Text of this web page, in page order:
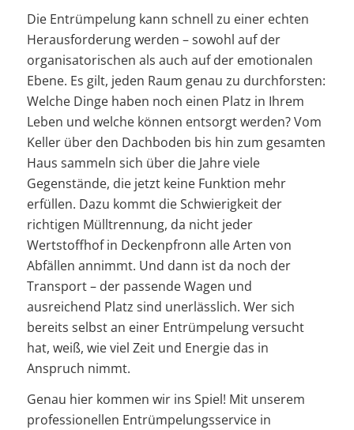
Die Entrümpelung kann schnell zu einer echten
Herausforderung werden – sowohl auf der
organisatorischen als auch auf der emotionalen
Ebene. Es gilt, jeden Raum genau zu durchforsten:
Welche Dinge haben noch einen Platz in Ihrem
Leben und welche können entsorgt werden? Vom
Keller über den Dachboden bis hin zum gesamten
Haus sammeln sich über die Jahre viele
Gegenstände, die jetzt keine Funktion mehr
erfüllen. Dazu kommt die Schwierigkeit der
richtigen Mülltrennung, da nicht jeder
Wertstoffhof in Deckenpfronn alle Arten von
Abfällen annimmt. Und dann ist da noch der
Transport – der passende Wagen und
ausreichend Platz sind unerlässlich. Wer sich
bereits selbst an einer Entrümpelung versucht
hat, weiß, wie viel Zeit und Energie das in
Anspruch nimmt.
Genau hier kommen wir ins Spiel! Mit unserem
professionellen Entrümpelungsservice in